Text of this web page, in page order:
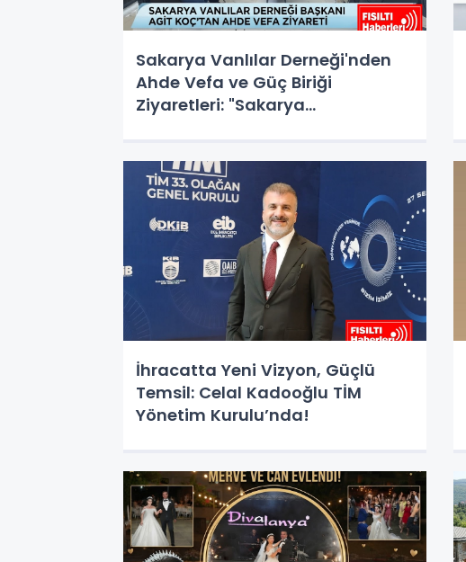
Sakarya Vanlılar Derneği'nden
Ahde Vefa ve Güç Biriği
Ziyaretleri: "Sakarya
İhracatta Yeni Vizyon, Güçlü
Temsil: Celal Kadooğlu TİM
Yönetim Kurulu’nda!